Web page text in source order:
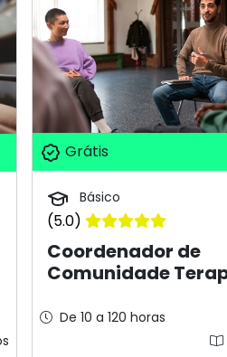
Grátis
Básico
(5.0)
Coordenador de
Comunidade
De 10 a 120 horas